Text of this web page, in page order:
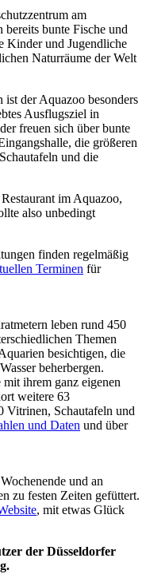
am
bunte Fische und
Kinder und Jugendliche
Naturräume der Welt
der Aquazoo besonders
Ausflugsziel in
freuen sich über bunte
die größeren
und die
im Aquazoo,
also unbedingt
finden regelmäßig
Terminen für
leben rund 450
Themen
besichtigen, die
beherbergen.
ihrem ganz eigenen
weitere 63
Vitrinen, Schautafeln und
und Daten und über
und an
zu festen Zeiten gefüttert.
, mit etwas Glück
der Düsseldorfer